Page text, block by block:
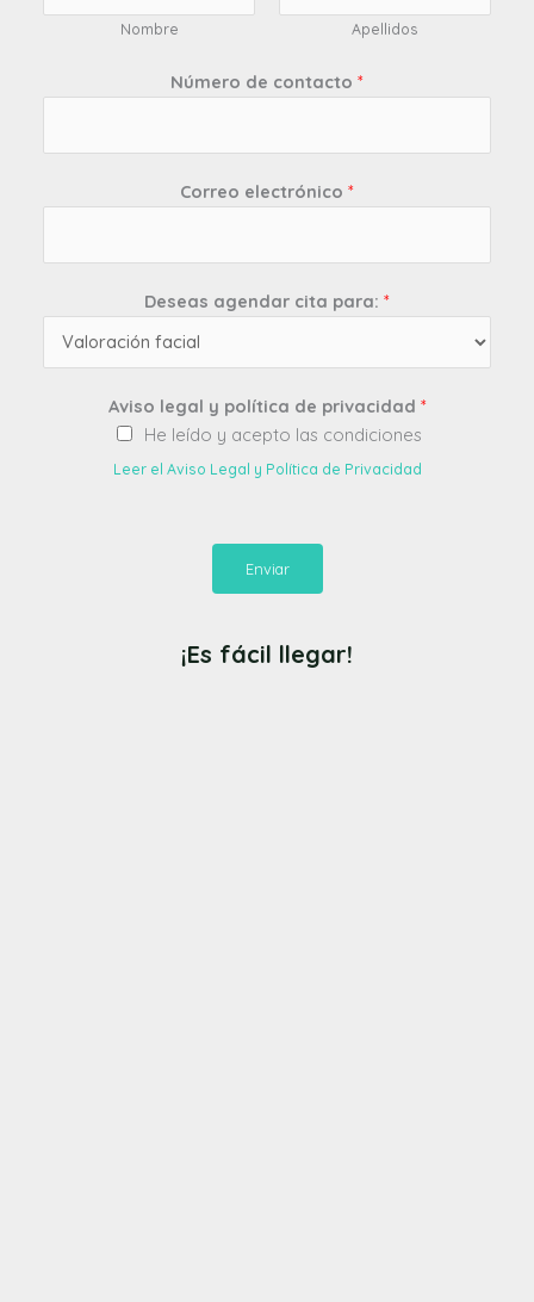
Nombre Apellidos
Número de contacto *
Correo electrónico *
Deseas agendar cita para: *
Aviso legal y política de privacidad *
He leído y acepto las condiciones
Leer el Aviso Legal y Política de Privacidad
Enviar
¡Es fácil llegar!